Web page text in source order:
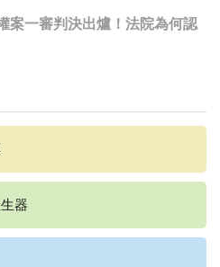
案一審判決出爐！法院為何認
器